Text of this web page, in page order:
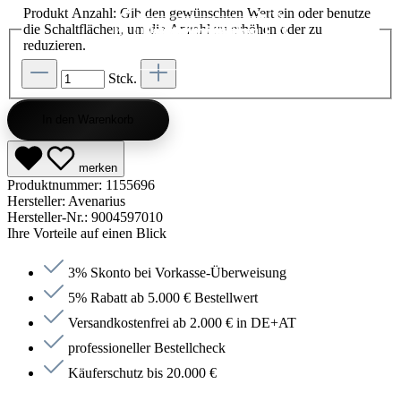
Produkt Anzahl: Gib den gewünschten Wert ein oder benutze
die Schaltflächen, um die Anzahl zu erhöhen oder zu
reduzieren.
Stck.
merken
Produktnummer: 1155696
Hersteller: Avenarius
Hersteller-Nr.: 9004597010
Ihre Vorteile auf einen Blick
3% Skonto bei Vorkasse-Überweisung
5% Rabatt ab 5.000 € Bestellwert
Versandkostenfrei ab 2.000 € in DE+AT
professioneller Bestellcheck
Käuferschutz bis 20.000 €
Jetzt shoppen
Jetzt shoppen
Jetzt anfragen
Jetzt anfragen
Jetzt shoppen
Jetzt anfragen
Jetzt shoppen
Jetzt shoppen
Jetzt shoppen
Jetzt shoppen
Jetzt shoppen
Jetzt anfragen
Jetzt anfragen
Jetzt shoppen
Jetzt anfragen
Jetzt anfragen
Jetzt shoppen
Jetzt shoppen
Jetzt shoppen
Kategorie endecken
Kategorie entdecken
Kategorie entdecken
Kategorie entdecken
Kategorie entdecken
Kategorie entdecken
Kategorie entdecken
Kategorie entdecken
Kategorie entdecken
Kategorie entdecken
Kategorie entdecken
Saunen entdecken